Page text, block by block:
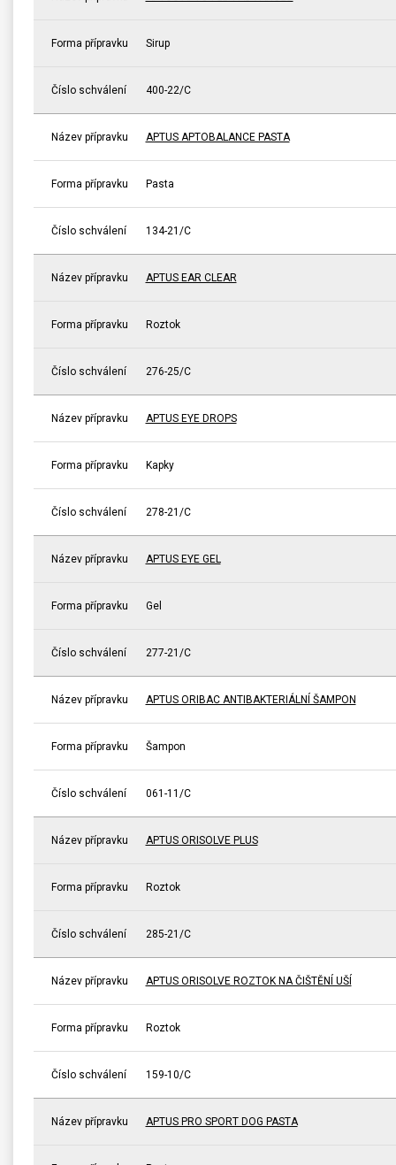
Forma přípravku Sirup
Číslo schválení 400-22/C
Název přípravku APTUS APTOBALANCE PASTA
Forma přípravku Pasta
Číslo schválení 134-21/C
Název přípravku APTUS EAR CLEAR
Forma přípravku Roztok
Číslo schválení 276-25/C
Název přípravku APTUS EYE DROPS
Forma přípravku Kapky
Číslo schválení 278-21/C
Název přípravku APTUS EYE GEL
Forma přípravku Gel
Číslo schválení 277-21/C
Název přípravku APTUS ORIBAC ANTIBAKTERIÁLNÍ ŠAMPON
Forma přípravku Šampon
Číslo schválení 061-11/C
Název přípravku APTUS ORISOLVE PLUS
Forma přípravku Roztok
Číslo schválení 285-21/C
Název přípravku APTUS ORISOLVE ROZTOK NA ČIŠTĚNÍ UŠÍ
Forma přípravku Roztok
Číslo schválení 159-10/C
Název přípravku APTUS PRO SPORT DOG PASTA